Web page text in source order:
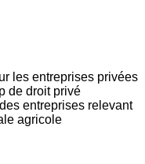
les entreprises privées
de droit privé
entreprises relevant
agricole